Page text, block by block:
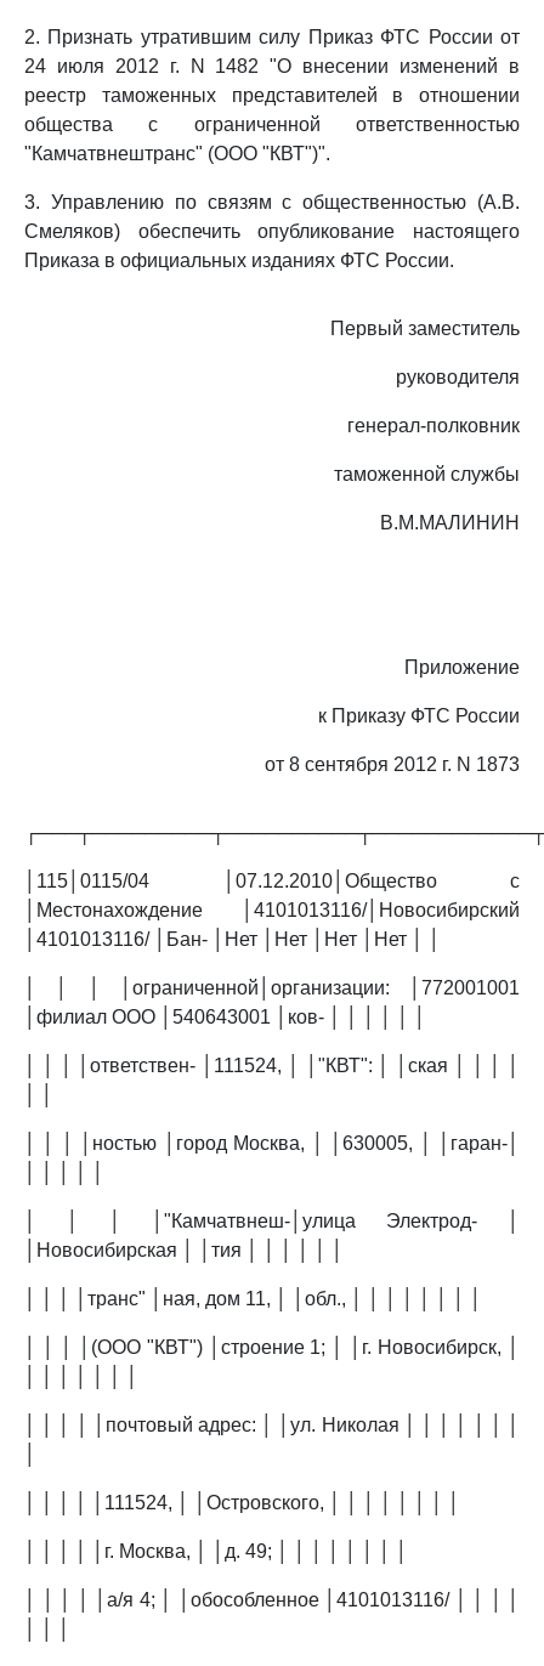
2. Признать утратившим силу Приказ ФТС России от
24 июля 2012 г. N 1482 "О внесении изменений в
реестр таможенных представителей в отношении
общества с ограниченной ответственностью
"Камчатвнештранс" (ООО "КВТ")".
3. Управлению по связям с общественностью (А.В.
Смеляков) обеспечить опубликование настоящего
Приказа в официальных изданиях ФТС России.
Первый заместитель
руководителя
генерал-полковник
таможенной службы
В.М.МАЛИНИН
Приложение
к Приказу ФТС России
от 8 сентября 2012 г. N 1873
│115│0115/04 │07.12.2010│Общество с
│Местонахождение │4101013116/│Новосибирский
│4101013116/ │Бан- │Нет │Нет │Нет │Нет │ │
│ │ │ │ограниченной│организации: │772001001
│филиал ООО │540643001 │ков- │ │ │ │ │ │
│ │ │ │ответствен- │111524, │ │"КВТ": │ │ская │ │ │ │
│ │ │ │ностью │город Москва, │ │630005, │ │гаран-│
│ │ │ │"Камчатвнеш-│улица Электрод- │
│Новосибирская │ │тия │ │ │ │ │ │
│ │ │ │транс" │ная, дом 11, │ │обл., │ │ │ │ │ │ │ │
│ │ │ │(ООО "КВТ") │строение 1; │ │г. Новосибирск, │
│ │ │ │ │почтовый адрес: │ │ул. Николая │ │ │ │ │ │ │
│ │ │ │ │111524, │ │Островского, │ │ │ │ │ │ │ │
│ │ │ │ │г. Москва, │ │д. 49; │ │ │ │ │ │ │ │
│ │ │ │ │а/я 4; │ │обособленное │4101013116/ │ │ │ │